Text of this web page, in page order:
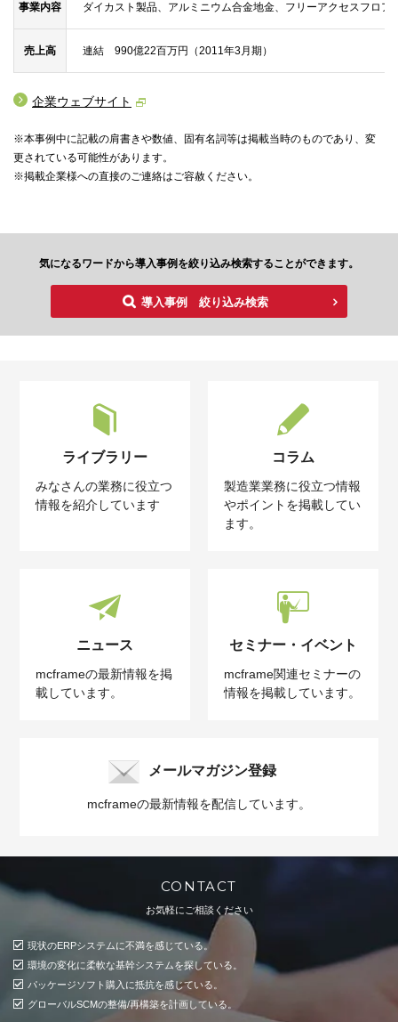
事業内容 ダイカスト製品、アルミニウム合金地金、フリーアクセスフロア
売上高 連結 990億22百万円（2011年3月期）
企業ウェブサイト
※本事例中に記載の肩書きや数値、固有名詞等は掲載当時のものであり、変
更されている可能性があります。
※掲載企業様への直接のご連絡はご容赦ください。
気になるワードから導入事例を絞り込み検索することができます。
導入事例 絞り込み検索
ライブラリー
みなさんの業務に役立つ
情報を紹介しています
コラム
製造業業務に役立つ情報
やポイントを掲載してい
ます。
ニュース
mcframeの最新情報を掲
載しています。
セミナー・イベント
mcframe関連セミナーの
情報を掲載しています。
メールマガジン登録
mcframeの最新情報を配信しています。
CONTACT
お気軽にご相談ください
現状のERPシステムに不満を感じている。
環境の変化に柔軟な基幹システムを探している。
パッケージソフト購入に抵抗を感じている。
グローバルSCMの整備/再構築を計画している。